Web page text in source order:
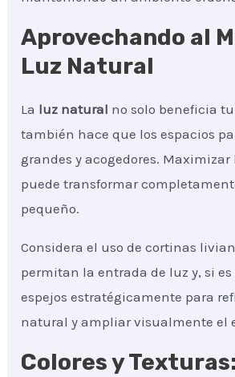
Aprovechando al
Luz Natural
La luz natural no solo beneficia
también hace que los espacios
grandes y acogedores.
puede transformar
pequeño.
Considera el uso de cortinas
permitan la entrada de luz y, si
espejos estratégicamente para
natural y ampliar visualmente el
Colores y